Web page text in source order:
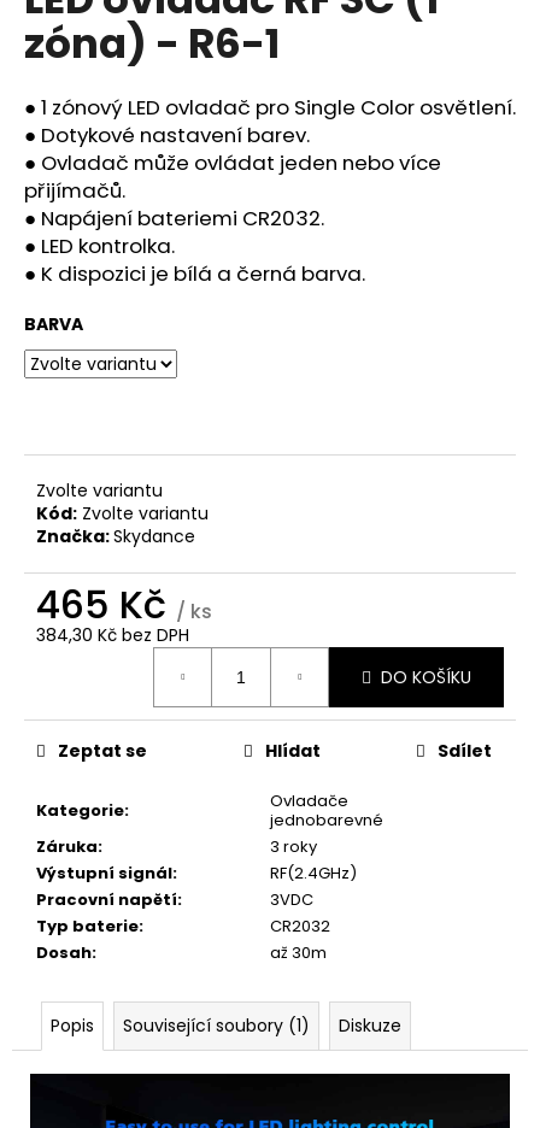
zóna) - R6-1
● 1 zónový LED ovladač pro Single Color osvětlení.
● Dotykové nastavení barev.
● Ovladač může ovládat jeden nebo více
přijímačů.
● Napájení bateriemi CR2032.
● LED kontrolka.
● K dispozici je bílá a černá barva.
BARVA
Zvolte variantu
Kód: Zvolte variantu
Značka:Skydance
465 Kč / ks
384,30 Kč bez DPH
DO KOŠÍKU
Kategorie:
Ovladače
jednobarevné
Záruka:
3 roky
Výstupní signál:
RF(2.4GHz)
Pracovní napětí:
3VDC
Typ baterie:
CR2032
Dosah: až 30m
Zeptat se Hlídat Sdílet
Popis Související soubory (1) Diskuze
a
j
t
?
HLEDAT
D
o
u
č
u
e
m